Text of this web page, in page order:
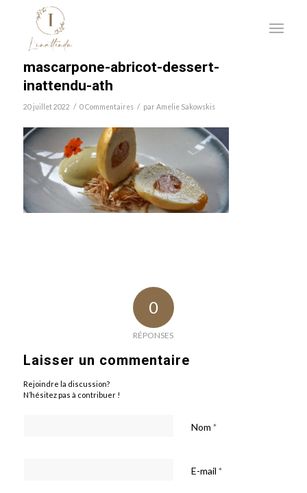
mascarpone-abricot-dessert-
inattendu-ath
20 juillet 2022 / 0 Commentaires / par Amelie Sakowskis
0
RÉPONSES
Laisser un commentaire
Rejoindre la discussion?
N’hésitez pas à contribuer !
Nom *
E-mail *